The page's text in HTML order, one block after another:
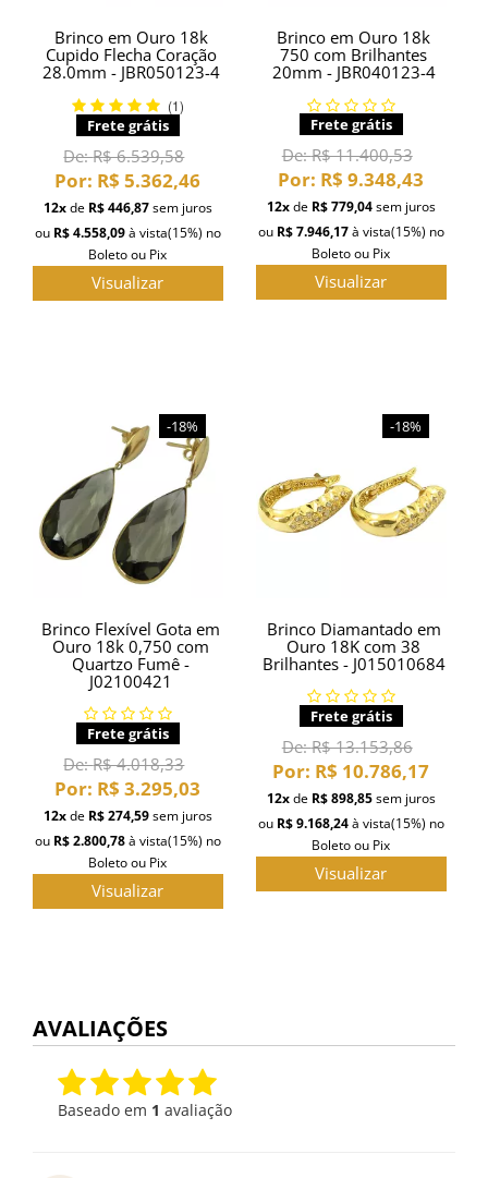
Brinco em Ouro 18k
Cupido Flecha Coração
28.0mm - JBR050123-4
(1)
Frete grátis
De:R$ 6.539,58
Por: R$ 5.362,46
12xde R$ 446,87sem juros
ou R$ 4.558,09à vista(15%) no
Boleto ou Pix
Visualizar
Brinco em Ouro 18k
750 com Brilhantes
20mm - JBR040123-4
Frete grátis
De:R$ 11.400,53
Por: R$ 9.348,43
12xde R$ 779,04sem juros
ou R$ 7.946,17à vista(15%) no
Boleto ou Pix
Visualizar
-18%
Brinco Flexível Gota em
Ouro 18k 0,750 com
Quartzo Fumê -
J02100421
Frete grátis
De:R$ 4.018,33
Por: R$ 3.295,03
12xde R$ 274,59sem juros
ou R$ 2.800,78à vista(15%) no
Boleto ou Pix
Visualizar
-18%
Brinco Diamantado em
Ouro 18K com 38
Brilhantes - J015010684
Frete grátis
De:R$ 13.153,86
Por: R$ 10.786,17
12xde R$ 898,85sem juros
ou R$ 9.168,24à vista(15%) no
Boleto ou Pix
Visualizar
AVALIAÇÕES
Baseado em 1 avaliação